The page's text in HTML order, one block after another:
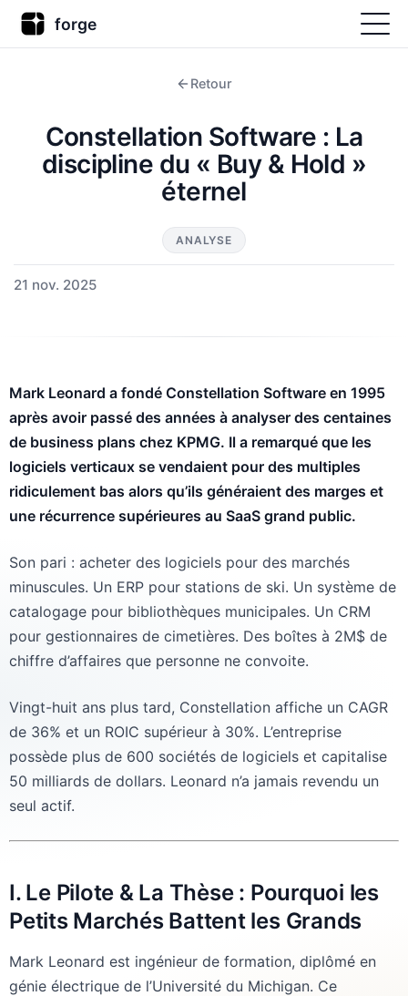
forge
Retour
Constellation Software : La
discipline du « Buy & Hold »
éternel
ANALYSE
21 nov. 2025
Mark Leonard a fondé Constellation Software en 1995
après avoir passé des années à analyser des centaines
de business plans chez KPMG. Il a remarqué que les
logiciels verticaux se vendaient pour des multiples
ridiculement bas alors qu’ils généraient des marges et
une récurrence supérieures au SaaS grand public.
Son pari : acheter des logiciels pour des marchés
minuscules. Un ERP pour stations de ski. Un système de
catalogage pour bibliothèques municipales. Un CRM
pour gestionnaires de cimetières. Des boîtes à 2M$ de
chiffre d’affaires que personne ne convoite.
Vingt-huit ans plus tard, Constellation affiche un CAGR
de 36% et un ROIC supérieur à 30%. L’entreprise
possède plus de 600 sociétés de logiciels et capitalise
50 milliards de dollars. Leonard n’a jamais revendu un
seul actif.
I. Le Pilote & La Thèse : Pourquoi les
Petits Marchés Battent les Grands
Mark Leonard est ingénieur de formation, diplômé en
génie électrique de l’Université du Michigan. Ce